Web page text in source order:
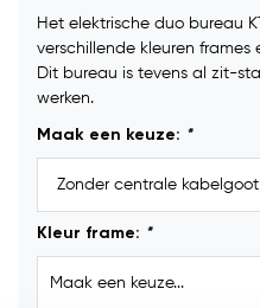
Het elektrische duo bureau
verschillende kleuren frames
Dit bureau is tevens al zit-
werken.
Maak een keuze: *
Kleur frame: *